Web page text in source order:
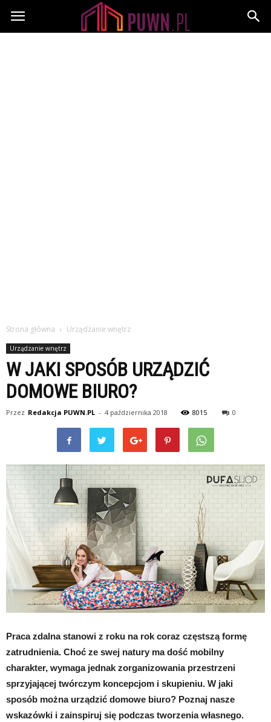
PUWN.pl
Strona główna Urządzanie wnętrz
Urządzanie wnętrz
W JAKI SPOSÓB URZĄDZIĆ
DOMOWE BIURO?
Przez Redakcja PUWN.PL - 4 października 2018 8015 0
Praca zdalna stanowi z roku na rok coraz częstszą formę
zatrudnienia. Choć ze swej natury ma dość mobilny
charakter, wymaga jednak zorganizowania przestrzeni
sprzyjającej twórczym koncepcjom i skupieniu. W jaki
sposób można urządzić domowe biuro? Poznaj nasze
wskazówki i zainspiruj się podczas tworzenia własnego.